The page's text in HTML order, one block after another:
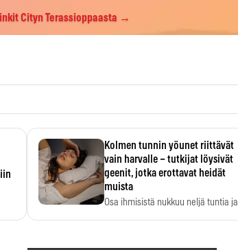
Cityn Terassioppaasta →
Kolmen tunnin yöunet riittävät
vain harvalle – tutkijat löysivät
geenit, jotka erottavat heidät
muista
Osa ihmisistä nukkuu neljä tuntia ja